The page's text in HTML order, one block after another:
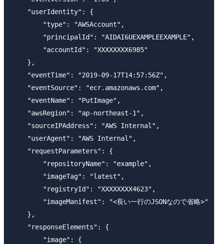
    "userIdentity": {
        "type": "AWSAccount",
        "principalId": "AIDAI6UEXAMPLEEXAMPLE",
        "accountId": "XXXXXXXX6985"
    },
    "eventTime": "2019-09-17T14:57:56Z",
    "eventSource": "ecr.amazonaws.com",
    "eventName": "PutImage",
    "awsRegion": "ap-northeast-1",
    "sourceIPAddress": "AWS Internal",
    "userAgent": "AWS Internal",
    "requestParameters": {
        "repositoryName": "example",
        "imageTag": "latest",
        "registryId": "XXXXXXXX4623",
        "imageManifest": "<長い一行のJSONなので省略>"
    },
    "responseElements": {
        "image": {